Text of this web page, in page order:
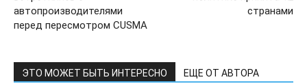
автопроизводителями
перед пересмотром CUSMA
странами
ЭТО МОЖЕТ БЫТЬ ИНТЕРЕСНО ЕЩЕ ОТ АВТОРА